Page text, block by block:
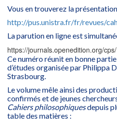
Vous en trouverez la
http://pus.unistra.fr/fr/revues/
La parution en ligne est
https://journals.openedition.org/
Ce numéro réunit en bonne
d’études organisée par Philippa
Strasbourg.
Le volume mêle ainsi des
confirmés et de jeunes
Cahiers philosophiquesdepuis
table des matières :